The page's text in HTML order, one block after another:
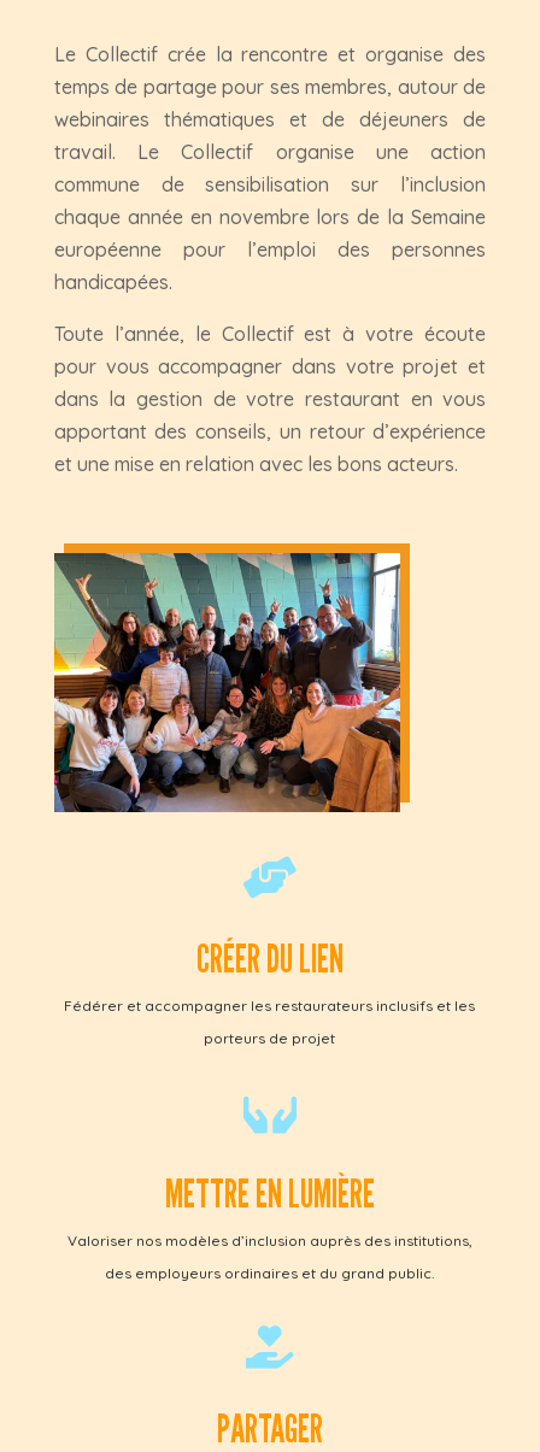
Le Collectif crée la rencontre et organise des
temps de partage pour ses membres, autour de
webinaires thématiques et de déjeuners de
travail. Le Collectif organise une action
commune de sensibilisation sur l’inclusion
chaque année en novembre lors de la Semaine
européenne pour l’emploi des personnes
handicapées.
Toute l’année, le Collectif est à votre écoute
pour vous accompagner dans votre projet et
dans la gestion de votre restaurant en vous
apportant des conseils, un retour d’expérience
et une mise en relation avec les bons acteurs.

CRÉER DU LIEN
Fédérer et accompagner les restaurateurs inclusifs et les
porteurs de projet

METTRE EN LUMIÈRE
Valoriser nos modèles d’inclusion auprès des institutions,
des employeurs ordinaires et du grand public.

PARTAGER